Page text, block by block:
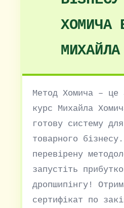
ХОМИЧА
Метод Хомича – це
курс Михайла
готову систему
товарного
перевірену
запустіть
дропшипінгу!
сертифікат по